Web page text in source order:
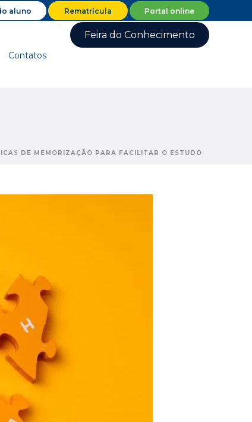
aluno Rematrícula Portal online
Contatos
Feira do Conhecimento
DE MEMORIZAÇÃO PARA FACILITAR O ESTUDO